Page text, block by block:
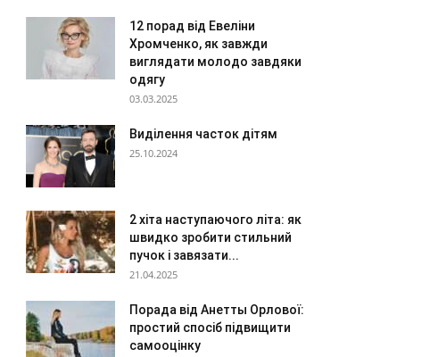
12 порад від Евеліни
Хромченко, як завжди
виглядати молодо завдяки
одягу
03.03.2025
Виділення часток дітям
25.10.2024
2 хіта наступаючого літа: як
швидко зробити стильний
пучок і завязати...
21.04.2025
Порада від Анетты Орлової:
простий спосіб підвищити
самооцінку